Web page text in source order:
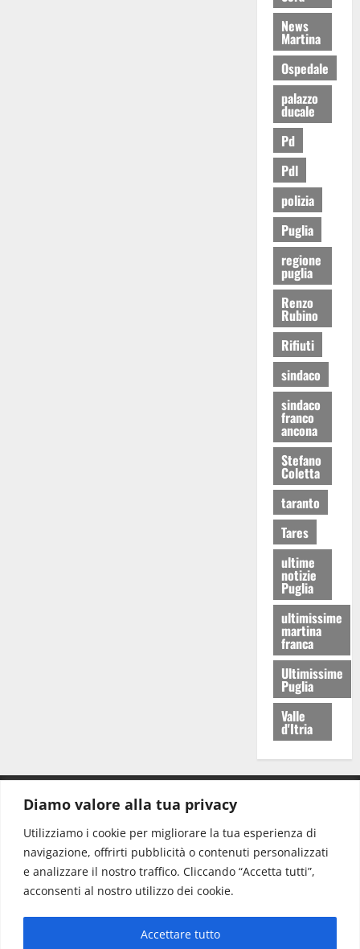
Diamo valore alla tua privacy
Utilizziamo i cookie per migliorare la tua esperienza di
navigazione, offrirti pubblicità o contenuti personalizzati
e analizzare il nostro traffico. Cliccando “Accetta tutti”,
acconsenti al nostro utilizzo dei cookie.
Accettare tutto
News
Martina
Ospedale
palazzo
ducale
Pd
Pdl
polizia
Puglia
regione
puglia
Renzo
Rubino
Rifiuti
sindaco
sindaco
franco
ancona
Stefano
Coletta
taranto
Tares
ultime
notizie
Puglia
ultimissime
martina
franca
Ultimissime
Puglia
Valle
d'Itria
Redazione: redazione@www.martinasera.it
Direttore:direttore@www.martinasera.it
Info & Commerciale:info@www.martinasera.it